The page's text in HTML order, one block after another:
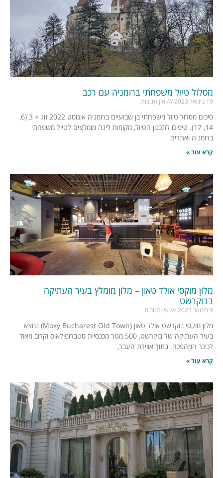
מסלול טיול משפחתי ברומניה עם רכב
19 בינואר 2023 אין תגובות
סיכום מסלול טיול משפחתי בן שבועיים ברומניה אוגוסט 2022 זוג + 3 (6,
14, 17). טיפים לתכנון הטיול, מקומות לינה מומלצים לטיול משפחתי
ברומניה ואתרים
קרא עוד »
מלון מוקסי אולד טאון – מלון מומלץ בעיר העתיקה
בבוקרשט
9 בינואר 2023 אין תגובות
מלון מוקסי בוקרשט אולד טאון (Moxy Bucharest Old Town) נמצא
בעיר העתיקה של בוקרשט, 500 מטר מכנסיית סטברופולאוס וקרוב מאוד
לכיכר המהפכה. בתוך אווירת העבר,
קרא עוד »